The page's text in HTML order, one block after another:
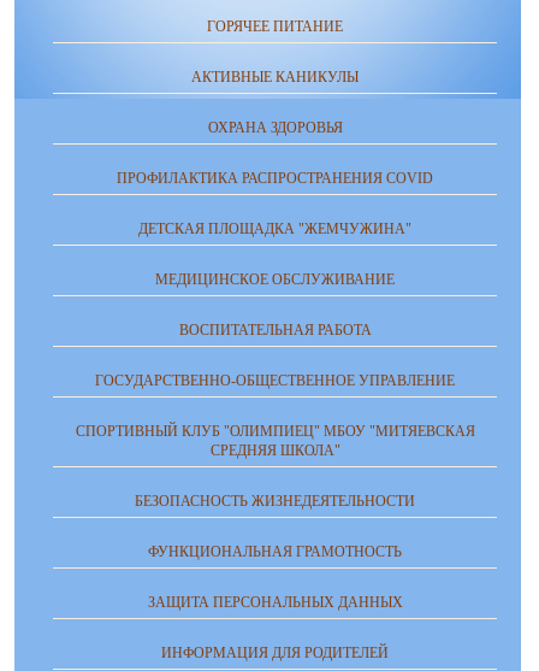
ГОРЯЧЕЕ ПИТАНИЕ
АКТИВНЫЕ КАНИКУЛЫ
ОХРАНА ЗДОРОВЬЯ
ПРОФИЛАКТИКА РАСПРОСТРАНЕНИЯ COVID
ДЕТСКАЯ ПЛОЩАДКА "ЖЕМЧУЖИНА"
МЕДИЦИНСКОЕ ОБСЛУЖИВАНИЕ
ВОСПИТАТЕЛЬНАЯ РАБОТА
ГОСУДАРСТВЕННО-ОБЩЕСТВЕННОЕ УПРАВЛЕНИЕ
СПОРТИВНЫЙ КЛУБ "ОЛИМПИЕЦ" МБОУ "МИТЯЕВСКАЯ
СРЕДНЯЯ ШКОЛА"
БЕЗОПАСНОСТЬ ЖИЗНЕДЕЯТЕЛЬНОСТИ
ФУНКЦИОНАЛЬНАЯ ГРАМОТНОСТЬ
ЗАЩИТА ПЕРСОНАЛЬНЫХ ДАННЫХ
ИНФОРМАЦИЯ ДЛЯ РОДИТЕЛЕЙ